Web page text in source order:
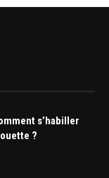
s’habiller
?